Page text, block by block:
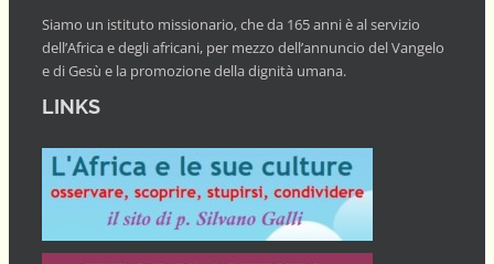
Siamo un istituto missionario, che da 165 anni è al servizio
dell’Africa e degli africani, per mezzo dell’annuncio del Vangelo
e di Gesù e la promozione della dignità umana.
LINKS